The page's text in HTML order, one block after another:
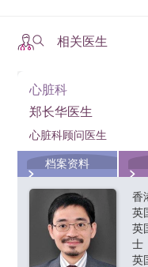
相关医生
心脏科
郑长华医生
心脏科顾问医生
档案资料
香
英
英
士
英